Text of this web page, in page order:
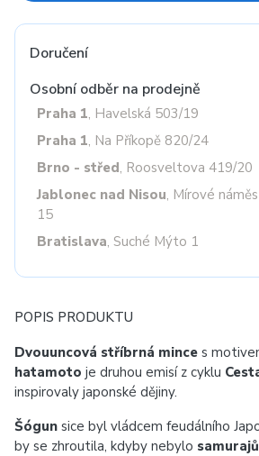
Doručení
Osobní odběr na prodejně
Praha 1, Havelská 503/19
Praha 1, Na Příkopě 820/24
Brno - střed, Roosveltova 419/20
Jablonec nad Nisou, Mírové
15
Bratislava, Suché Mýto 1
POPIS PRODUKTU
Dvouuncová stříbrná mince s
hatamoto je druhou emisí z cyklu
inspirovaly japonské dějiny.
Šógun sice byl vládcem feudálního
by se zhroutila, kdyby nebylo